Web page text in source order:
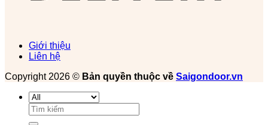
Giới thiệu
Liên hệ
Copyright 2026 © Bản quyền thuộc về Saigondoor.vn
Tìm
kiếm: